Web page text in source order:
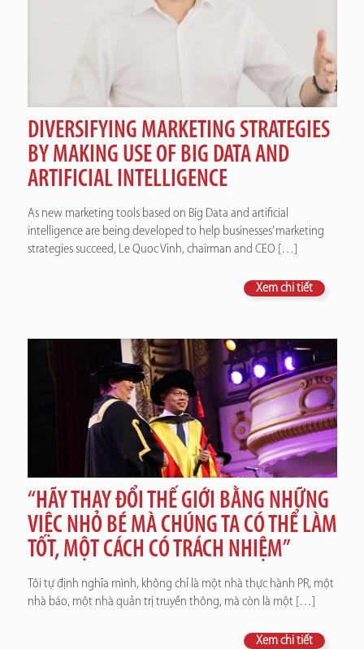
DIVERSIFYING MARKETING STRATEGIES
BY MAKING USE OF BIG DATA AND
ARTIFICIAL INTELLIGENCE
As new marketing tools based on Big Data and artificial
intelligence are being developed to help businesses’ marketing
strategies succeed, Le Quoc Vinh, chairman and CEO […]
Xem chi tiết
“HÃY THAY ĐỔI THẾ GIỚI BẰNG NHỮNG
VIỆC NHỎ BÉ MÀ CHÚNG TA CÓ THỂ LÀM
TỐT, MỘT CÁCH CÓ TRÁCH NHIỆM”
Tôi tự định nghĩa mình, không chỉ là một nhà thực hành PR, một
nhà báo, một nhà quản trị truyền thông, mà còn là một […]
Xem chi tiết